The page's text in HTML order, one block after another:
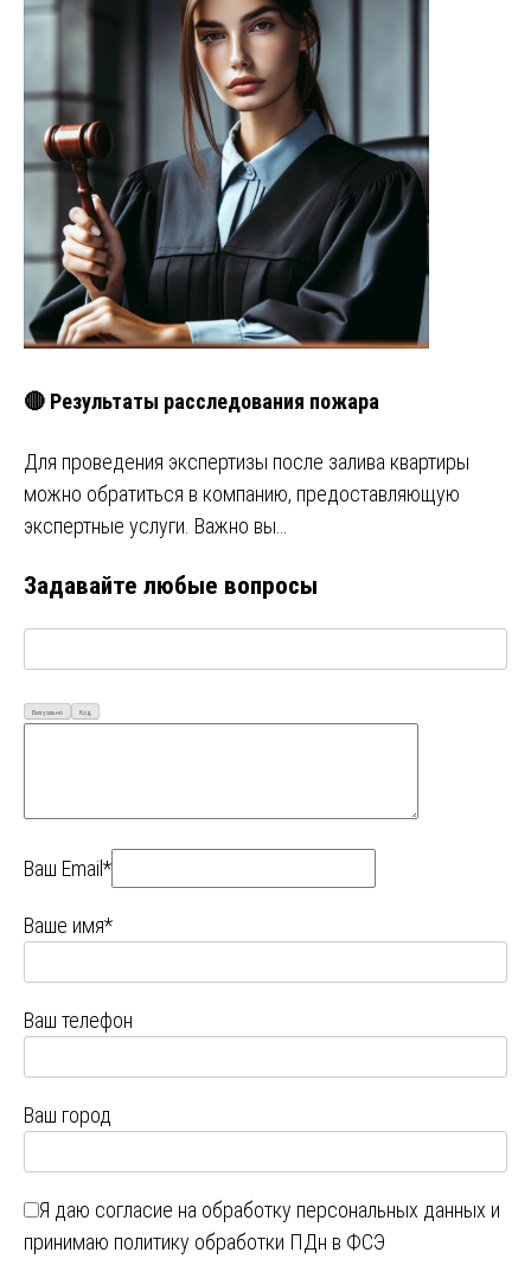
🔴 Результаты расследования пожара
Для проведения экспертизы после залива квартиры
можно обратиться в компанию, предоставляющую
экспертные услуги. Важно вы…
Задавайте любые вопросы
Визуально Код
Ваш Email*
Ваше имя*
Ваш телефон
Ваш город
Я даю согласие на обработку персональных данных и
принимаю политику обработки ПДн в ФСЭ